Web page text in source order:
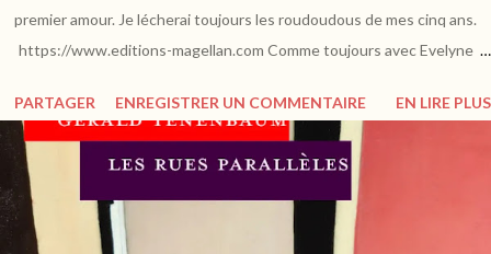
premier amour. Je lécherai toujours les roudoudous de mes cinq ans.
https://www.editions-magellan.com Comme toujours avec Evelyne
d'émotions en terres du Dauphiné, où elle y a inscrit ses souvenirs bénis
d'enfance. Sur les traces de Napoléon, Evelyne nous invite à découvrir
une région riche de son patrimoine culturel. Les paysages sont
grandioses et portent à la contemplation, oscillant entre plaisirs
d'architecture, de faune ou de flore. On n'oublie pas bien sûr la
PARTAGER ENREGISTRER UN COMMENTAIRE EN LIRE PLUS